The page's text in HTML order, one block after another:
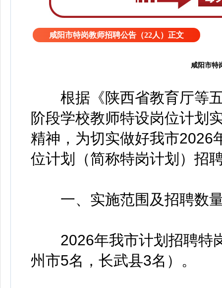
咸阳市特岗教师招聘公告（22人）正文
咸阳市特
根据《陕西省教育厅等五
阶段学校教师特设岗位计划
精神，为切实做好我市2026
位计划（简称特岗计划）招
一、实施范围及招聘数
2026年我市计划招聘特
州市5名，长武县3名）。